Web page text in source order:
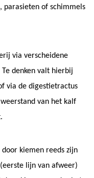
parasieten of schimmels
via verscheidene
denken valt hierbij
via de digestietractus
van het kalf
kiemen reeds zijn
lijn van afweer)